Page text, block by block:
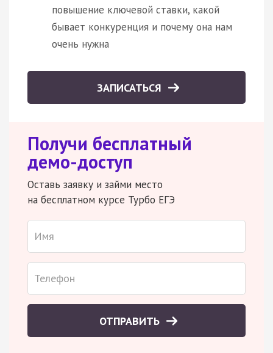
повышение ключевой ставки, какой
бывает конкуренция и почему она нам
очень нужна
ЗАПИСАТЬСЯ
Получи бесплатный
демо-доступ
Оставь заявку и займи место
на бесплатном курсе Турбо ЕГЭ
ОТПРАВИТЬ